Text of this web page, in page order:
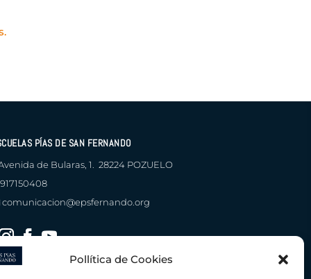
Pollítica de Cookies
PÍAS DE SAN FERNANDO
de Bularas, 1. 28224 POZUELO
917150408
comunicacion@epsfernando.org